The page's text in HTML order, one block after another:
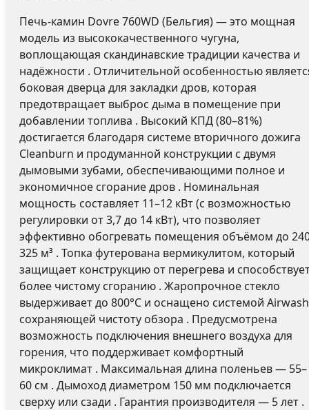
Печь-камин Dovre 760WD (Бельгия) — это мощная
модель из высококачественного чугуна,
воплощающая скандинавские традиции качества и
надёжности . Отличительной особенностью
боковая дверца для закладки дров, которая
предотвращает выброс дыма в помещение при
добавлении топлива . Высокий КПД (80–81%)
достигается благодаря системе вторичного дожига
Cleanburn и продуманной конструкции с двумя
дымовыми зубами, обеспечивающими полное и
экономичное сгорание дров . Номинальная
мощность составляет 11–12 кВт (с возможностью
регулировки от 3,7 до 14 кВт), что позволяет
эффективно обогревать помещения объёмом до
325 м³ . Топка футерована вермикулитом, который
защищает конструкцию от перегрева и
более чистому сгоранию . Жаропрочное стекло
выдерживает до 800°C и оснащено системой
сохраняющей чистоту обзора . Предусмотрена
возможность подключения внешнего воздуха для
горения, что поддерживает комфортный
микроклимат . Максимальная длина поленьев — 55–
60 см . Дымоход диаметром 150 мм подключается
сверху или сзади . Гарантия производителя — 5 лет .